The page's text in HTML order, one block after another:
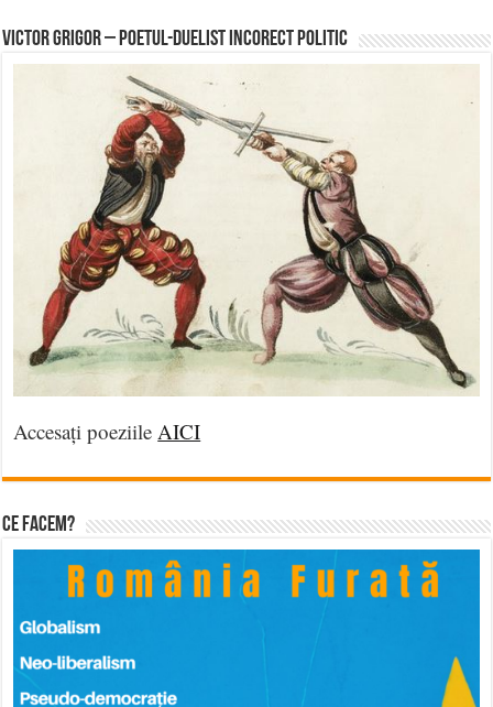
Victor Grigor – Poetul-Duelist Incorect Politic
Accesați poeziile AICI
Ce facem?